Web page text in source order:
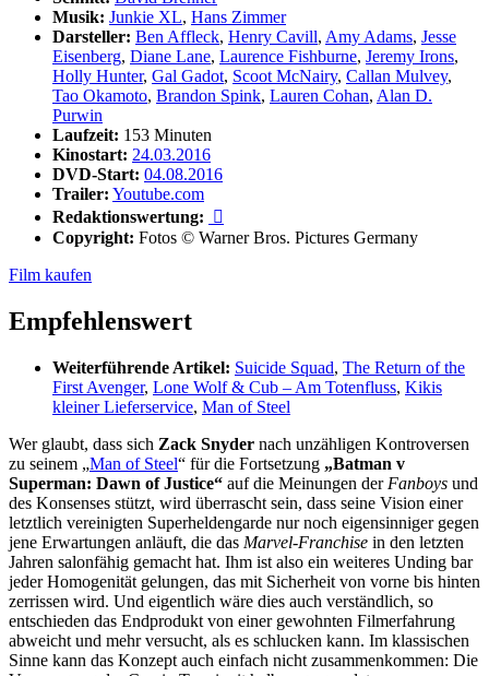
Musik: Junkie XL, Hans Zimmer
Darsteller: Ben Affleck, Henry Cavill, Amy Adams, Jesse
Eisenberg, Diane Lane, Laurence Fishburne, Jeremy Irons,
Holly Hunter, Gal Gadot, Scoot McNairy, Callan Mulvey,
Tao Okamoto, Brandon Spink, Lauren Cohan, Alan D.
Purwin
Laufzeit: 153 Minuten
Kinostart: 24.03.2016
DVD-Start: 04.08.2016
Trailer: Youtube.com
Redaktionswertung:

Copyright: Fotos © Warner Bros. Pictures Germany
Film kaufen
Empfehlenswert
Weiterführende Artikel: Suicide Squad, The Return of the
First Avenger, Lone Wolf & Cub – Am Totenfluss, Kikis
kleiner Lieferservice, Man of Steel
Wer glaubt, dass sich Zack Snyder nach unzähligen Kontroversen
zu seinem „Man of Steel“ für die Fortsetzung „Batman v
Superman: Dawn of Justice“ auf die Meinungen der Fanboys und
des Konsenses stützt, wird überrascht sein, dass seine Vision einer
letztlich vereinigten Superheldengarde nur noch eigensinniger gegen
jene Erwartungen anläuft, die das Marvel-Franchise in den letzten
Jahren salonfähig gemacht hat. Ihm ist also ein weiteres Unding bar
jeder Homogenität gelungen, das mit Sicherheit von vorne bis hinten
zerrissen wird. Und eigentlich wäre dies auch verständlich, so
entschieden das Endprodukt von einer gewohnten Filmerfahrung
abweicht und mehr versucht, als es schlucken kann. Im klassischen
Sinne kann das Konzept auch einfach nicht zusammenkommen: Die